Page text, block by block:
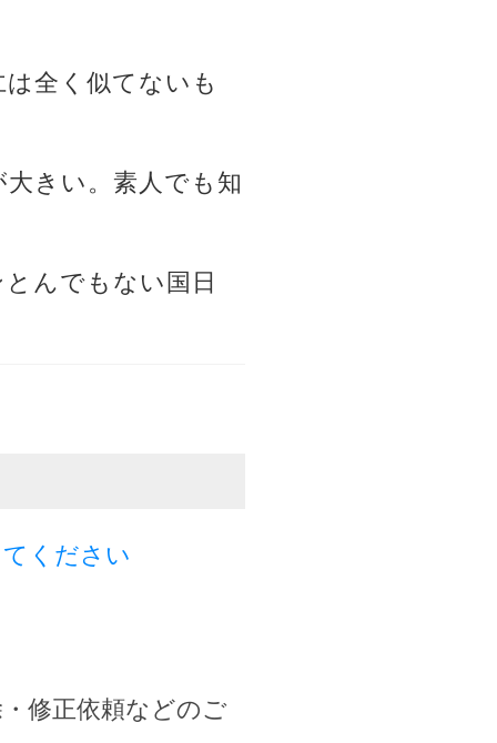
全く似てないも
きい。素人でも知
んでもない国日
ください
修正依頼などのご